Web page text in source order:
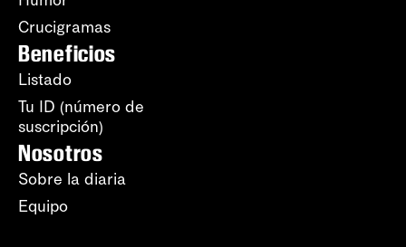
Crucigramas
Beneficios
Listado
Tu ID (número de
suscripción)
Nosotros
Sobre la diaria
Equipo